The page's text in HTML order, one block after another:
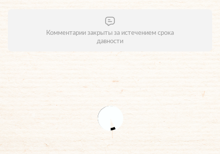
Комментарии закрыты за истечением срока
давности